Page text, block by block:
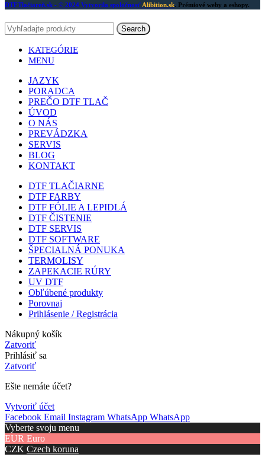
DTFTlačiareň.sk - © 2024 Vytvorila spoločnosť Alibition.sk. Prémiové weby a eshopy.
Search
KATEGÓRIE
MENU
JAZYK
PORADCA
PREČO DTF TLAČ
ÚVOD
O NÁS
PREVÁDZKA
SERVIS
BLOG
KONTAKT
DTF TLAČIARNE
DTF FARBY
DTF FÓLIE A LEPIDLÁ
DTF ČISTENIE
DTF SERVIS
DTF SOFTWARE
ŠPECIALNÁ PONUKA
TERMOLISY
ZAPEKACIE RÚRY
UV DTF
Obľúbené produkty
Porovnaj
Prihlásenie / Registrácia
Nákupný košík
Zatvoriť
Prihlásiť sa
Zatvoriť
Ešte nemáte účet?
Vytvoriť účet
Facebook Email Instagram WhatsApp WhatsApp
Vyberte svoju menu
EUR Euro
CZK Czech koruna